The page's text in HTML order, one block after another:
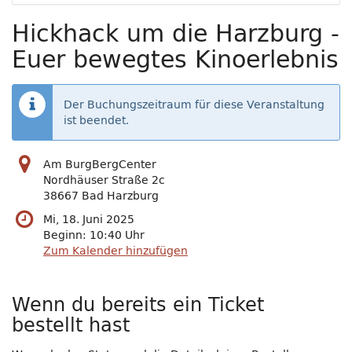
Hickhack um die Harzburg -
Euer bewegtes Kinoerlebnis
Der Buchungszeitraum für diese Veranstaltung
ist beendet.
Am BurgBergCenter
Nordhäuser Straße 2c
38667 Bad Harzburg
Mi, 18. Juni 2025
Beginn: 10:40 Uhr
Zum Kalender hinzufügen
Wenn du bereits ein Ticket
bestellt hast